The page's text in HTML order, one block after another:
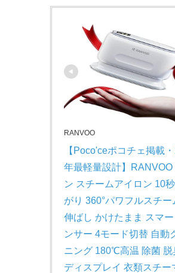
RANVOO
【Poco'ceポコチェ掲載
年最軽量設計】RANVOO
ン スチームアイロン 10
がり 360°パワフルスチー
伸ばし かけたまま スマ
ンサー 4モード切替 自動
ニング 180℃高温 除菌 脱
ディスプレイ 衣類スチー